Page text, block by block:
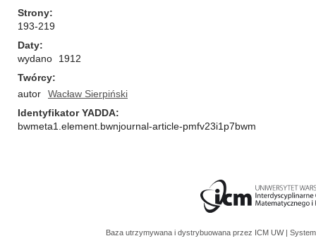
Strony
193-219
Daty
wydano
1912
Twórcy
autor
Wacław Sierpiński
Identyfikator YADDA
bwmeta1.element.bwnjournal-article-pmfv23i1p7bwm
Baza utrzymywana i dystrybuowana przez ICM UW |